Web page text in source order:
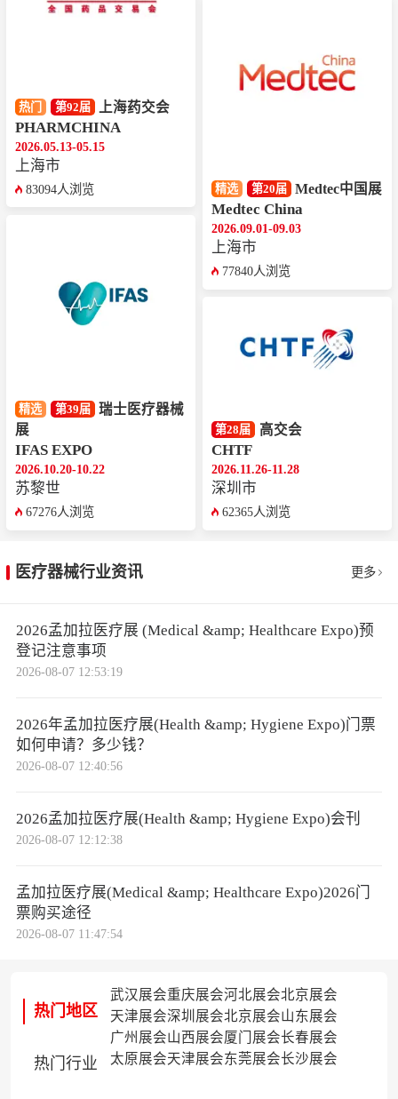
热门 第92届 上海药交会
PHARMCHINA
2026.05.13-05.15
上海市
83094人浏览
精选 第39届
瑞士医疗器械
展
IFAS EXPO
2026.10.20-10.22
苏黎世
67276人浏览
精选 第20届 Medtec中国展
Medtec China
2026.09.01-09.03
上海市
77840人浏览
第28届 高交会
CHTF
2026.11.26-11.28
深圳市
62365人浏览
医疗器械行业资讯 更多
2026孟加拉医疗展 (Medical &amp; Healthcare Expo)预
登记注意事项
2026-08-07 12:53:19
2026年孟加拉医疗展(Health &amp; Hygiene Expo)门票
如何申请？多少钱？
2026-08-07 12:40:56
2026孟加拉医疗展(Health &amp; Hygiene Expo)会刊
2026-08-07 12:12:38
孟加拉医疗展(Medical &amp; Healthcare Expo)2026门
票购买途径
2026-08-07 11:47:54
热门地区
热门行业
武汉展会重庆展会河北展会北京展会
天津展会深圳展会北京展会山东展会
广州展会山西展会厦门展会长春展会
太原展会天津展会东莞展会长沙展会